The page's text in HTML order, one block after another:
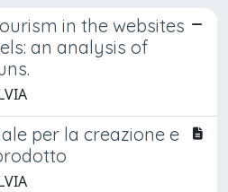
in the websites
an analysis of
per la creazione e